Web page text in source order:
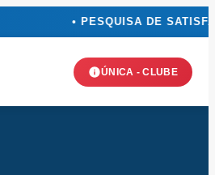
• PESQUISA DE
ÚNICA - CLUBE